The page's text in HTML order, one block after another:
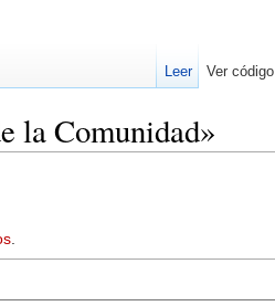
la Comunidad»
Leer Ver código